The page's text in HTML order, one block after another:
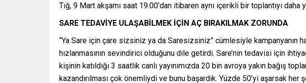
Tığ, 9 Mart akşamı saat 19.00’dan itibaren aynı içerikli bir toplantıyı
SARE TEDAVİYE ULAŞABİLMEK İÇİN AÇ BIRAKILMAK ZORUNDA
“Ya Sare için çare sizsiniz ya da Saresizsiniz” cümlesiyle kampanyanın
hızlanmasının sevindirici olduğunu dile getirdi. Sare’nin tedavisi için
kişinin katıldığı 3 saatlik canlı yayınımızda 20 bin avroya yakın bağış
kazandırılması çok önemliydi ve bunu başardık. Yüzde 50’yi aşarsak